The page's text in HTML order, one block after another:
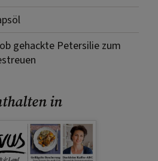
gehackte Petersilie zum
in